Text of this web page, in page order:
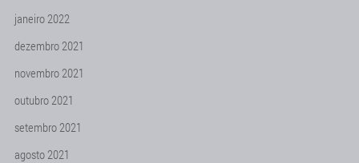
janeiro 2022
dezembro 2021
novembro 2021
outubro 2021
setembro 2021
agosto 2021